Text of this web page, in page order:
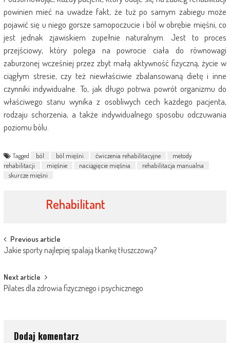
powinien mieć na uwadze fakt, że tuż po samym zabiegu może
pojawić się u niego gorsze samopoczucie i ból w obrębie mięśni, co
jest jednak zjawiskiem zupełnie naturalnym. Jest to proces
przejściowy, który polega na powrocie ciała do równowagi
zaburzonej wcześniej przez zbyt małą aktywność fizyczną, życie w
ciągłym stresie, czy też niewłaściwie zbalansowaną dietę i inne
czynniki indywidualne. To, jak długo potrwa powrót organizmu do
właściwego stanu wynika z osobliwych cech każdego pacjenta,
rodzaju schorzenia, a także indywidualnego sposobu odczuwania
poziomu bólu.
Tagged ból ból mięśni ćwiczenia rehabilitacyjne
metody
rehabilitacji
mięśnie naciągięcie mięśnia
rehabilitacja manualna
skurcze mięśni
Rehabilitant
Post
navigation
Previous article
Jakie sporty najlepiej spalają tkankę tłuszczową?
Next article
Pilates dla zdrowia fizycznego i psychicznego
Dodaj komentarz